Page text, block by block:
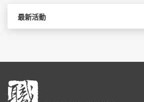
最新活動